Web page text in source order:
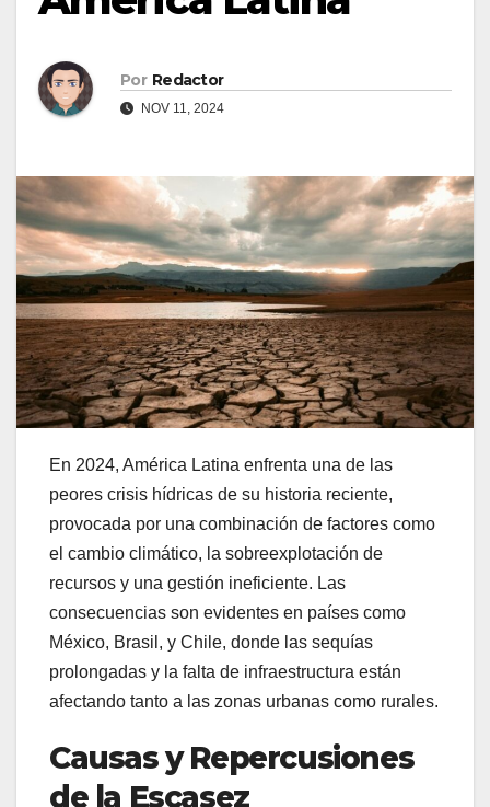
Por Redactor
NOV 11, 2024
En 2024, América Latina enfrenta una de las
peores crisis hídricas de su historia reciente,
provocada por una combinación de factores como
el cambio climático, la sobreexplotación de
recursos y una gestión ineficiente. Las
consecuencias son evidentes en países como
México, Brasil, y Chile, donde las sequías
prolongadas y la falta de infraestructura están
afectando tanto a las zonas urbanas como rurales.
Causas y Repercusiones
de la Escasez